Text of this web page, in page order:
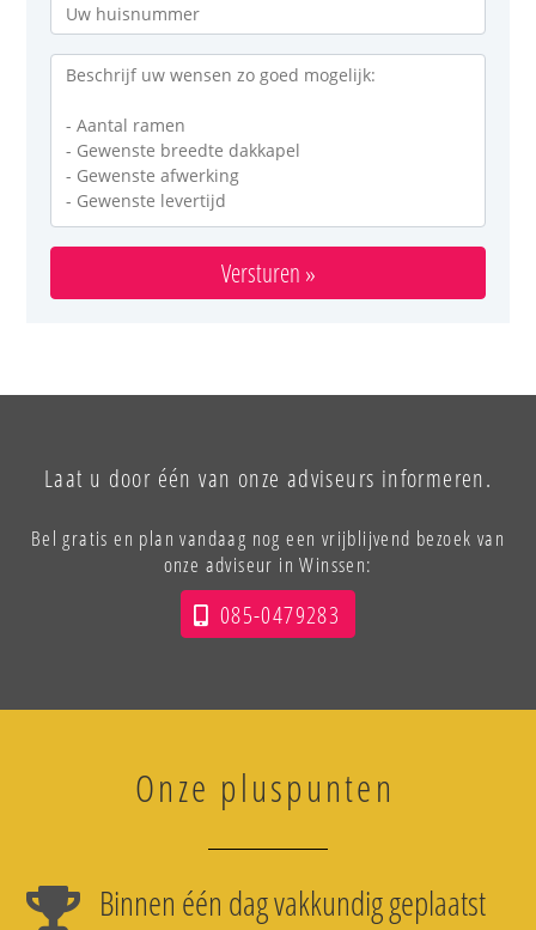
Versturen »
Laat u door één van onze adviseurs informeren.
Bel gratis en plan vandaag nog een vrijblijvend bezoek van
onze adviseur in Winssen:
085-0479283
Onze pluspunten
Binnen één dag vakkundig geplaatst